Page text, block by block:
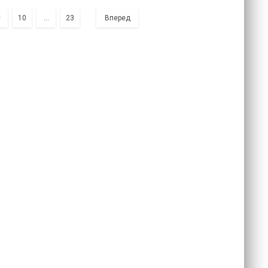
10 ... 23 Вперед